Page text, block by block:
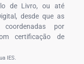
de Livro, ou até
desde que as
por
certificação de
IES.